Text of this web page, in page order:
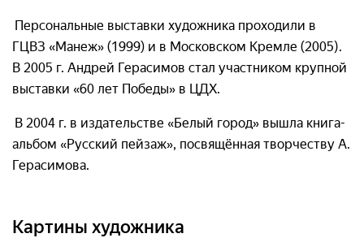
Персональные выставки художника проходили в
ГЦВЗ «Манеж» (1999) и в Московском Кремле (2005).
В 2005 г. Андрей Герасимов стал участником крупной
выставки «60 лет Победы» в ЦДХ.
В 2004 г. в издательстве «Белый город» вышла книга-
альбом «Русский пейзаж», посвящённая творчеству А.
Герасимова.
Картины художника